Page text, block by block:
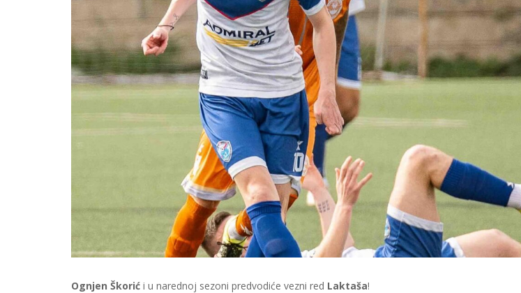
Ognjen Škorić i u narednoj sezoni predvodiće vezni red Laktaša!